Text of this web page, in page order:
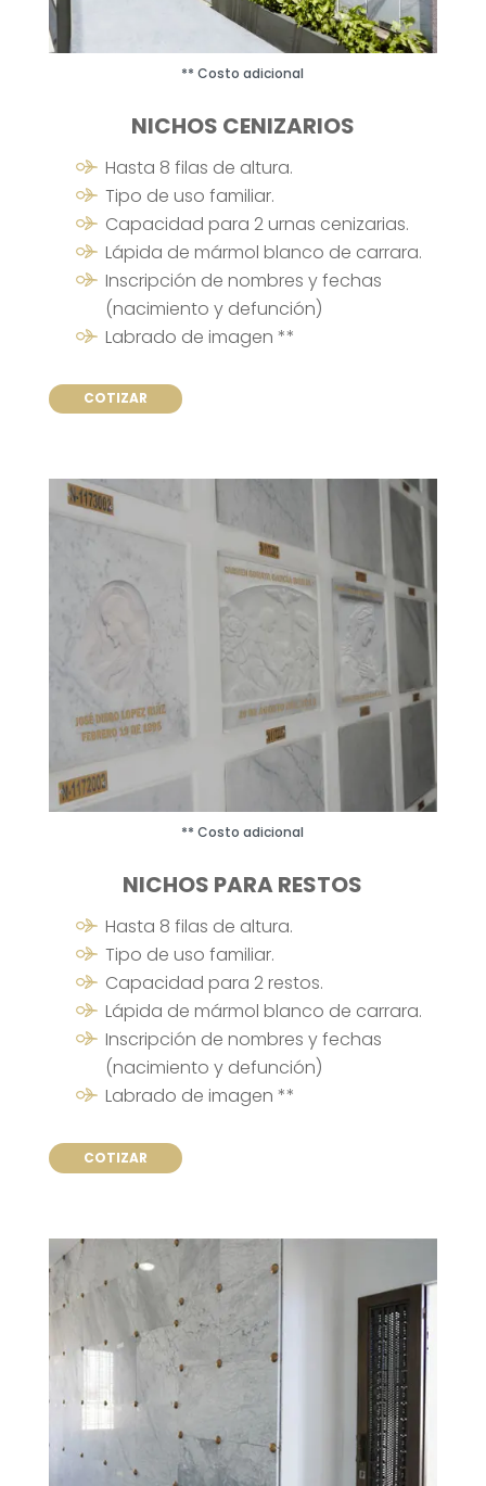
** Costo adicional
NICHOS CENIZARIOS
Hasta 8 filas de altura.
Tipo de uso familiar.
Capacidad para 2 urnas cenizarias.
Lápida de mármol blanco de carrara.
Inscripción de nombres y fechas
(nacimiento y defunción)
Labrado de imagen **
COTIZAR
** Costo adicional
NICHOS PARA RESTOS
Hasta 8 filas de altura.
Tipo de uso familiar.
Capacidad para 2 restos.
Lápida de mármol blanco de carrara.
Inscripción de nombres y fechas
(nacimiento y defunción)
Labrado de imagen **
COTIZAR